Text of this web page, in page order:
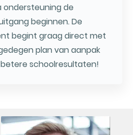
ondersteuning de
beginnen. De
begint graag direct met
plan van aanpak
schoolresultaten!